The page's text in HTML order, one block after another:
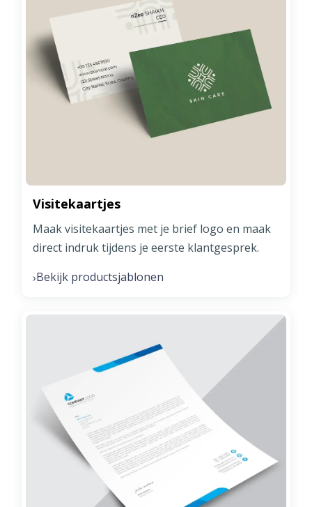
Visitekaartjes
Maak visitekaartjes met je brief logo en maak
direct indruk tijdens je eerste klantgesprek.
›Bekijk productsjablonen